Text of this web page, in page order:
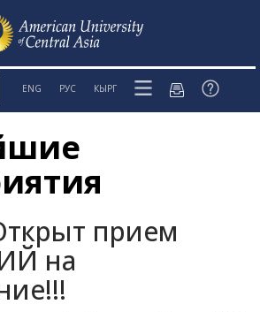
ENG РУС КЫРГ
прием
на